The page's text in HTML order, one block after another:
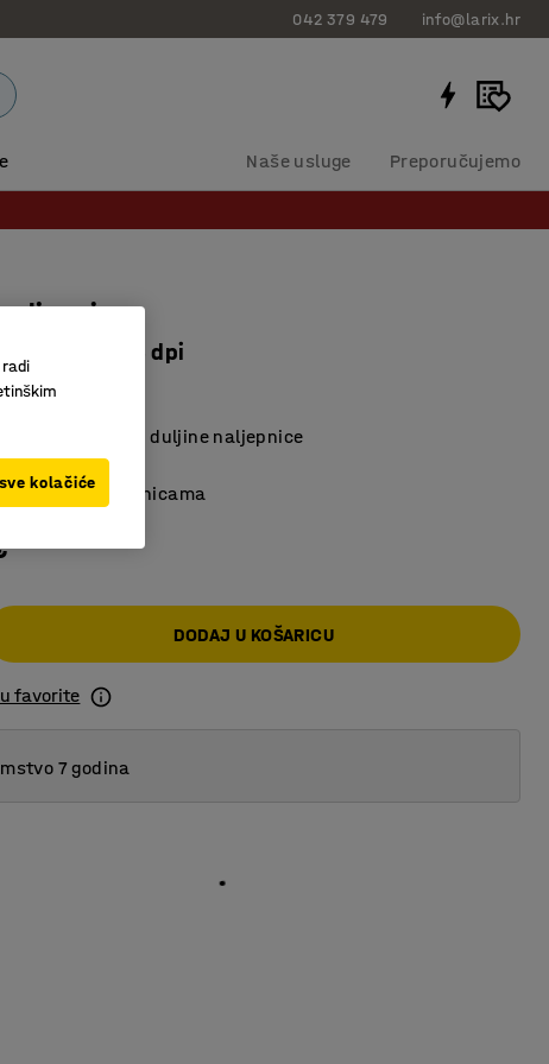
042 379 479 info@larix.hr
Naše usluge Preporučujemo
mm/sek, 203 dpi
:25095
podešavanja duljine naljepnice
zaštita
trakom s naljepnicama
DODAJ U KOŠARICU
favorite
7 godina
kolačiće